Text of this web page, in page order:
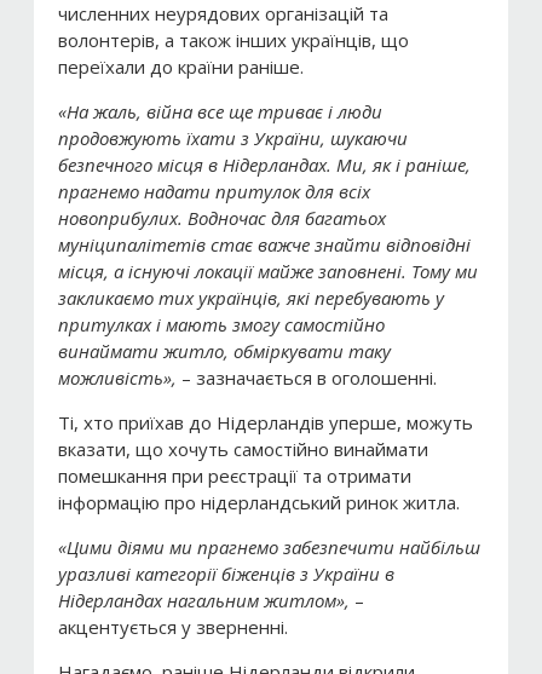
численних неурядових організацій та
волонтерів, а також інших українців, що
переїхали до країни раніше.
«На жаль, війна все ще триває і люди
продовжують їхати з України, шукаючи
безпечного місця в Нідерландах. Ми, як і раніше,
прагнемо надати притулок для всіх
новоприбулих. Водночас для багатьох
муніципалітетів стає важче знайти відповідні
місця, а існуючі локації майже заповнені. Тому ми
закликаємо тих українців, які перебувають у
притулках і мають змогу самостійно
винаймати житло, обміркувати таку
можливість», – зазначається в оголошенні.
Ті, хто приїхав до Нідерландів уперше, можуть
вказати, що хочуть самостійно винаймати
помешкання при реєстрації та отримати
інформацію про нідерландський ринок житла.
«Цими діями ми прагнемо забезпечити найбільш
уразливі категорії біженців з України в
Нідерландах нагальним житлом», –
акцентується у зверненні.